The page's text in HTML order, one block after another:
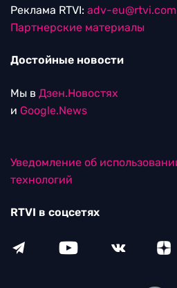
Реклама RTVI: adv-eu@rtvi.com
Партнерские материалы
Достойные новости
Мы в Дзен.Новостях
и Google.News
Уведомление об
технологий
RTVI в соцсетях